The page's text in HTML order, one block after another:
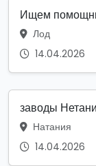
Ищем
Лод
14.04.2026
заводы
Натания
14.04.2026